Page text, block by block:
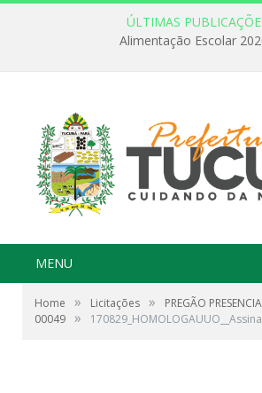
ÚLTIMAS
Alimentação Escolar
MENU
Home » Licitações »
PREGÃO
00049 »